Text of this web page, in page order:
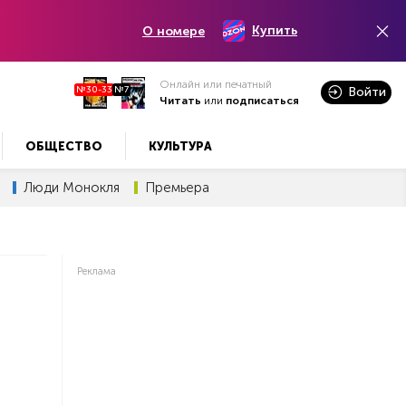
О номере Купить
№30-33 №7
Онлайн или печатный
Читать или подписаться
Войти
ОБЩЕСТВО КУЛЬТУРА
Люди Монокля Премьера
Реклама